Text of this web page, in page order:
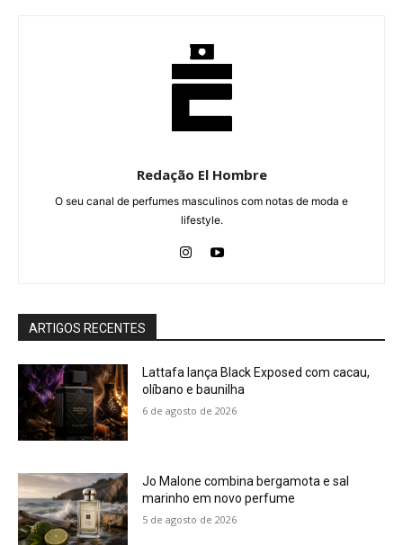
Redação El Hombre
O seu canal de perfumes masculinos com notas de moda e
lifestyle.
ARTIGOS RECENTES
Lattafa lança Black Exposed com cacau,
olíbano e baunilha
6 de agosto de 2026
Jo Malone combina bergamota e sal
marinho em novo perfume
5 de agosto de 2026